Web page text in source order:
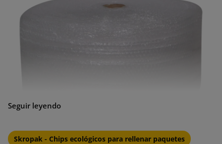
Envoltura de burbuja de rendimiento:
Skropak - Chips ecológicos para rellenar paquetes